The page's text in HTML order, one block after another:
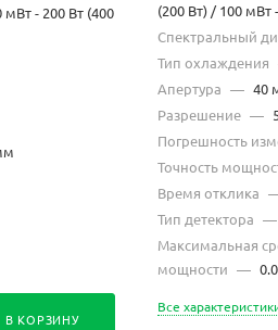
мВт - 200 Вт (400
В КОРЗИНУ
(200 Вт) / 100 мВт
Спектральный
Тип охлаждения
Апертура — 40
Разрешение —
Погрешность
Точность
Время отклика
Тип детектора —
Максимальная
мощности —
Все